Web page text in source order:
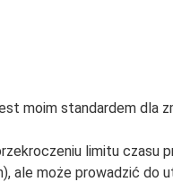
moim standardem dla
limitu czasu
ale może prowadzić do